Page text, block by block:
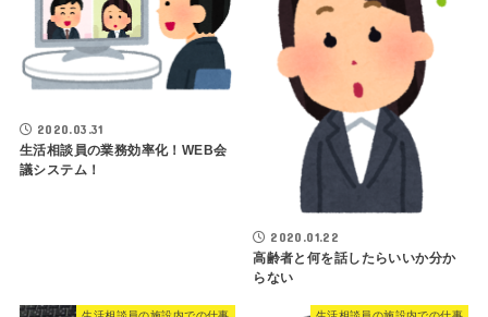
2020.03.31
生活相談員の業務効率化！WEB会
議システム！
2020.01.22
高齢者と何を話したらいいか分か
らない